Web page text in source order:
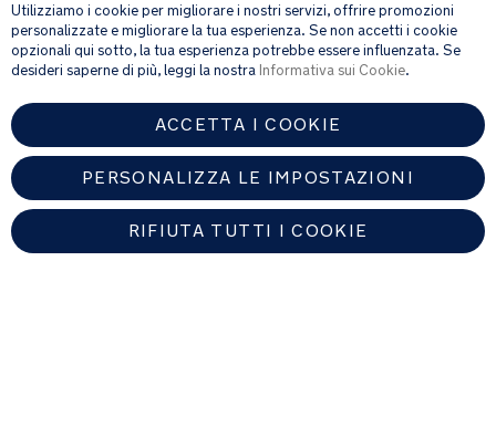
email address ISCRIVITI
Fornendo l’indirizzo e-mail, acconsenti a ricevere via e-mail la nostra
newsletter e le informazioni su prodotti e offerte che potrebbero
interessarti.
Per ulteriori dettagli sul trattamento dei dati personali, consulta la
nostrainformativa sulla privacy.
Utilizziamo i cookie per migliorare i nostri servizi, offrire promozioni
personalizzate e migliorare la tua esperienza. Se non accetti i cookie
opzionali qui sotto, la tua esperienza potrebbe essere influenzata. Se
desideri saperne di più, leggi la nostra Informativa sui Cookie.
ACCETTA I COOKIE
PERSONALIZZA LE IMPOSTAZIONI
RIFIUTA TUTTI I COOKIE